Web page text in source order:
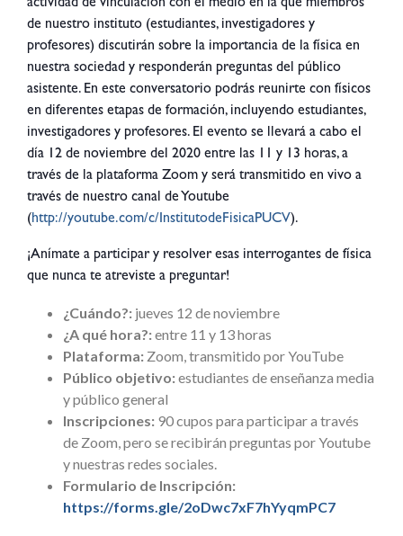
actividad de vinculación con el medio en la que miembros
de nuestro instituto (estudiantes, investigadores y
profesores) discutirán sobre la importancia de la física en
nuestra sociedad y responderán preguntas del público
asistente. En este conversatorio podrás reunirte con físicos
en diferentes etapas de formación, incluyendo estudiantes,
investigadores y profesores. El evento se llevará a cabo el
día 12 de noviembre del 2020 entre las 11 y 13 horas, a
través de la plataforma Zoom y será transmitido en vivo a
través de nuestro canal de Youtube
(http://youtube.com/c/InstitutodeFisicaPUCV).
¡Anímate a participar y resolver esas interrogantes de física
que nunca te atreviste a preguntar!
¿Cuándo?: jueves 12 de noviembre
¿A qué hora?:entre 11 y 13 horas
Plataforma: Zoom, transmitido por YouTube
Público objetivo:estudiantes de enseñanza media
y público general
Inscripciones: 90 cupos para participar a través
de Zoom, pero se recibirán preguntas por Youtube
y nuestras redes sociales.
Formulario de Inscripción:
https://forms.gle/2oDwc7xF7hYyqmPC7